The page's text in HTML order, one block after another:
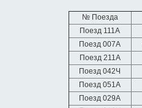
№ Поезда
Поезд 111А
Поезд 007А
Поезд 211А
Поезд 042Ч
Поезд 051А
Поезд 029А